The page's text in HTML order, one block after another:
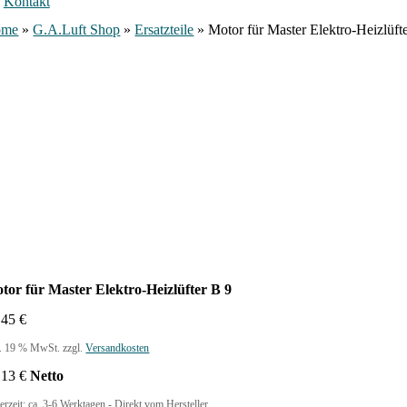
»G.A.Luft Shop »Ersatzteile »Motor für Master Elektro-
für Master Elektro-Heizlüfter B 9
€
19 % MwSt. zzgl.Versandkosten
€ Netto
ca. 3-6 Werktagen - Direkt vom Hersteller